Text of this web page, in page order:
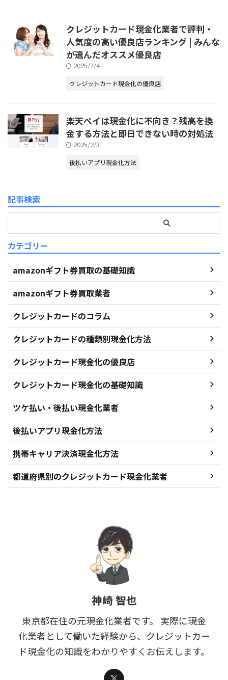
クレジットカード現金化業者で評判・
人気度の高い優良店ランキング | みんな
が選んだオススメ優良店
2025/7/4
クレジットカード現金化の優良店
楽天ペイは現金化に不向き？残高を換
金する方法と即日できない時の対処法
2025/2/3
後払いアプリ現金化方法
記事検索
カテゴリー
amazonギフト券買取の基礎知識
amazonギフト券買取業者
クレジットカードのコラム
クレジットカードの種類別現金化方法
クレジットカード現金化の優良店
クレジットカード現金化の基礎知識
ツケ払い・後払い現金化業者
後払いアプリ現金化方法
携帯キャリア決済現金化方法
都道府県別のクレジットカード現金化業者
神崎 智也
東京都在住の元現金化業者です。 実際に現金
化業者として働いた経験から、クレジットカー
ド現金化の知識をわかりやすくお伝えします。